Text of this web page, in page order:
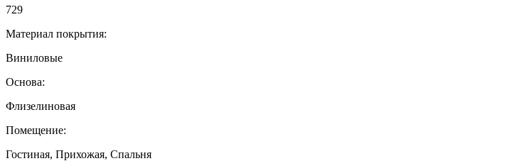
729
Материал покрытия:
Виниловые
Основа:
Флизелиновая
Помещение:
Гостиная, Прихожая, Спальня